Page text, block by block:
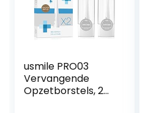
usmile PRO03
Vervangende
Opzetborstels, 2